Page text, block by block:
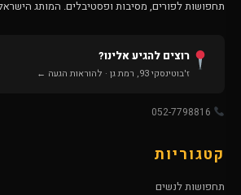
תחפושות לפורים, מסיבות ופסטיבלים. המותג
רוצים להגיע אלינו?
ז'בוטינסקי 93, רמת גן · להוראות הגעה ←
קטגוריות
תחפושות לנשים